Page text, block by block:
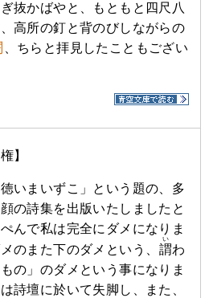
抜かばやと、もともと四尺八
高所の釘と背のびしながらの
、ちらと拝見したこともござい
】
いまいずこ」という題の、多
の詩集を出版いたしましたと
んで私は完全にダメになりま
のまた下のダメという、 謂
い
わ
の」のダメという事になりま
詩壇に於いて失脚し、また、